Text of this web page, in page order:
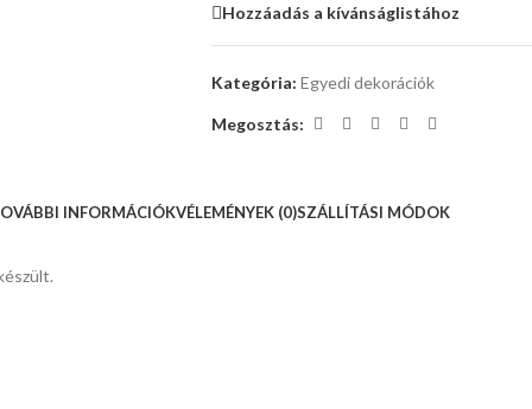
Hozzáadás a kívánságlistához
Kategória: Egyedi dekorációk
Megosztás:
INFORMÁCIÓKVÉLEMÉNYEK (0)SZÁLLÍTÁSI MÓDOK